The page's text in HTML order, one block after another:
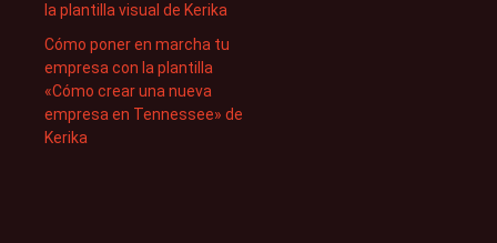
la plantilla visual de Kerika
Cómo poner en marcha tu
empresa con la plantilla
«Cómo crear una nueva
empresa en Tennessee» de
Kerika